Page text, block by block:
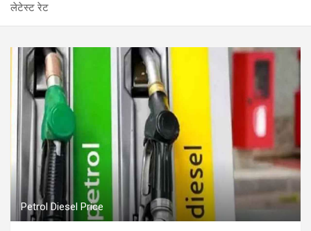
लेटेस्ट रेट
Petrol Diesel Price